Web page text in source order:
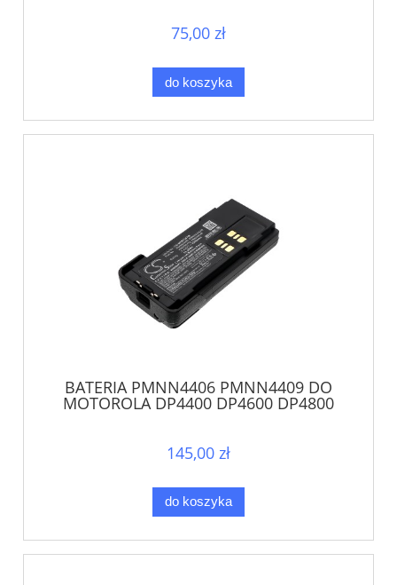
75,00 zł
do koszyka
BATERIA PMNN4406 PMNN4409 DO
MOTOROLA DP4400 DP4600 DP4800
145,00 zł
do koszyka